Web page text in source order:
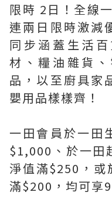
限時 2日！全線
連兩日限時激減
同步涵蓋生活
材、糧油雜貨
品，以至廚具家
嬰用品樣樣齊！
一田會員於一田
$1,000、於一田
淨值滿$250，或
滿$200，均可享